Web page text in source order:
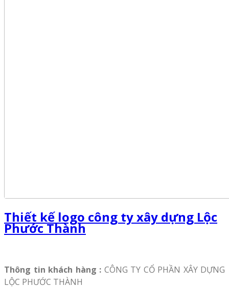
Thiết kế logo công ty xây dựng Lộc
Phước Thành
Thông tin khách hàng : CÔNG TY CỔ PHẦN XÂY DỰNG
LỘC PHƯỚC THÀNH